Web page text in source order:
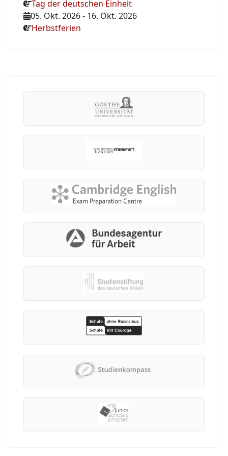
Tag der deutschen Einheit
05. Okt. 2026- 16. Okt. 2026
Herbstferien